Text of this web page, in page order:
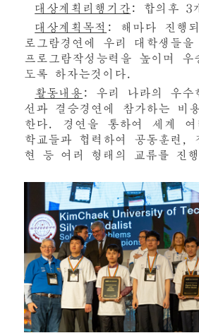
대상계획리행기간 : 합의후 3
대상계획목적 : 해마다 진행
로그람경연에 우리 대학생들
프로그람작성능력을 높이며 우
도록 하자는것이다.
활동내용 : 우리 나라의 우수
선과 결승경연에 참가하는 비
한다. 경연을 통하여 세계
학교들과 협력하여 공동훈련,
현 등 여러 형태의 교류를 진